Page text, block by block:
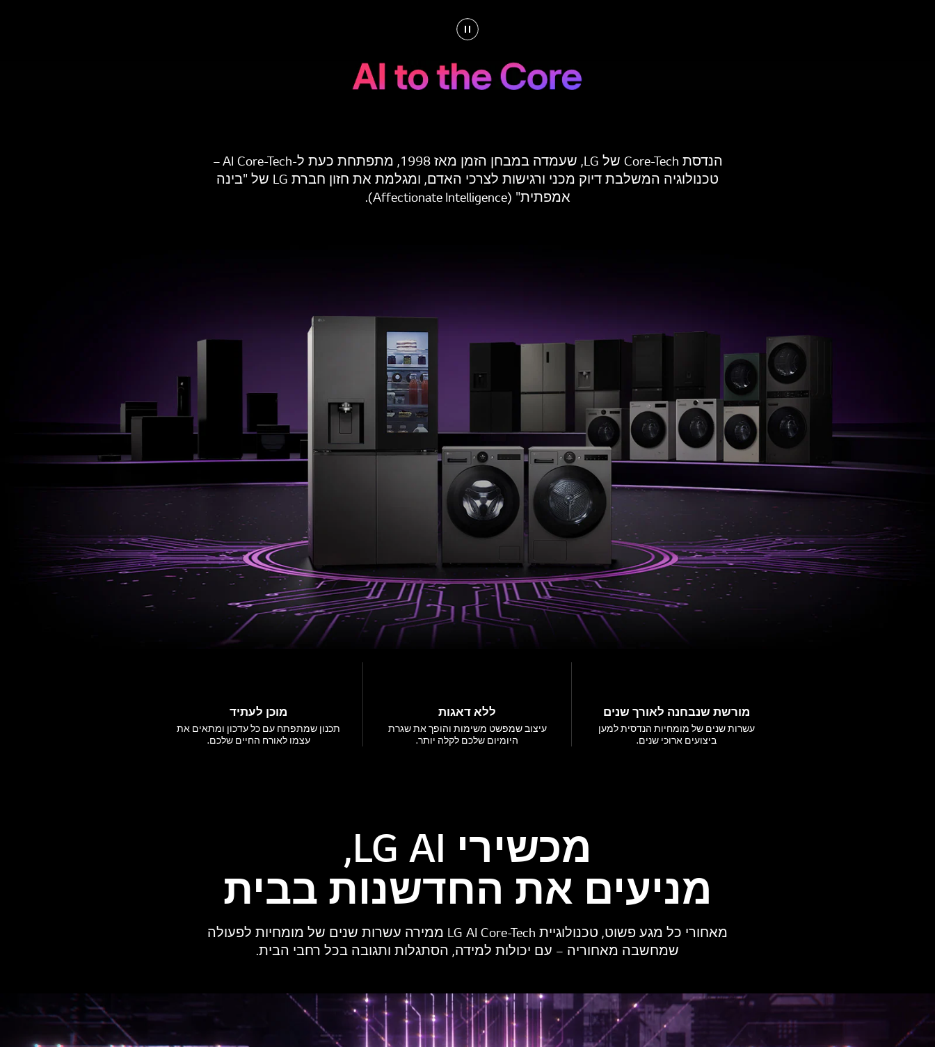
הנדסת Core-Tech של LG, שעמדה במבחן הזמן מאז 1998, מתפתחת כעת ל-AI Core-Tech –
טכנולוגיה המשלבת דיוק מכני ורגישות לצרכי האדם, ומגלמת את חזון חברת LG של "בינה
אמפתית" (Affectionate Intelligence).
מורשת שנבחנה לאורך שנים
עשרות שנים של מומחיות הנדסית למען
ביצועים ארוכי שנים.
ללא דאגות
עיצוב שמפשט משימות והופך את שגרת
היומיום שלכם לקלה יותר.
מוכן לעתיד
תכנון שמתפתח עם כל עדכון ומתאים את
עצמו לאורח החיים שלכם.
מכשירי LG AI,
מניעים את החדשנות בבית
מאחורי כל מגע פשוט, טכנולוגיית LG AI Core-Tech ממירה עשרות שנים של מומחיות לפעולה
שמחשבה מאחוריה – עם יכולות למידה, הסתגלות ותגובה בכל רחבי הבית.